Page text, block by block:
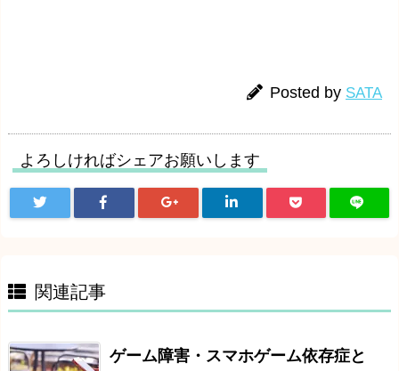
Posted by SATA
よろしければシェアお願いします
関連記事
ゲーム障害・スマホゲーム依存症と